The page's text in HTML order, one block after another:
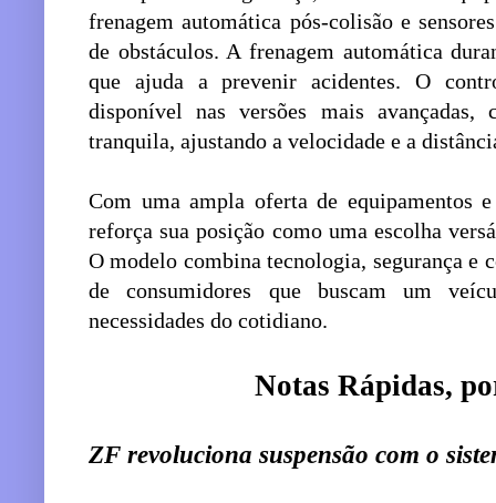
frenagem automática pós-colisão e
de obstáculos. A frenagem automática
que ajuda a prevenir acidentes. O
disponível nas versões mais
tranquila, ajustando a velocidade e a
Com uma ampla oferta de equipamentos
reforça sua posição como uma escolha
O modelo combina tecnologia, segurança e
de consumidores que buscam um
necessidades do cotidiano.
Notas Rápidas,
ZF revoluciona suspensão com o